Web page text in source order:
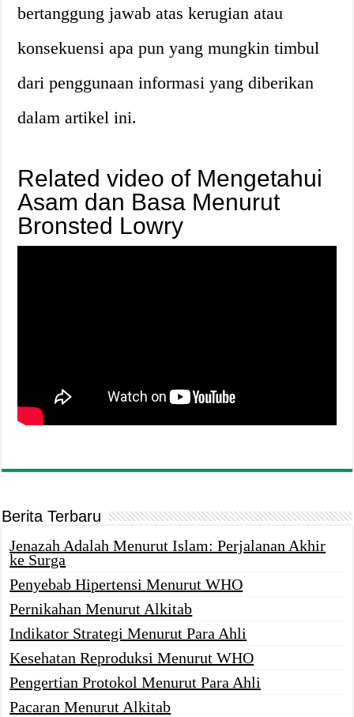
bertanggung jawab atas kerugian atau
konsekuensi apa pun yang mungkin timbul
dari penggunaan informasi yang diberikan
dalam artikel ini.
Related video of Mengetahui
Asam dan Basa Menurut
Bronsted Lowry
Berita Terbaru
Jenazah Adalah Menurut Islam: Perjalanan Akhir
ke Surga
Penyebab Hipertensi Menurut WHO
Pernikahan Menurut Alkitab
Indikator Strategi Menurut Para Ahli
Kesehatan Reproduksi Menurut WHO
Pengertian Protokol Menurut Para Ahli
Pacaran Menurut Alkitab